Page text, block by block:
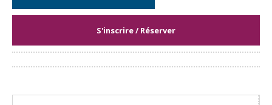
S'inscrire / Réserver